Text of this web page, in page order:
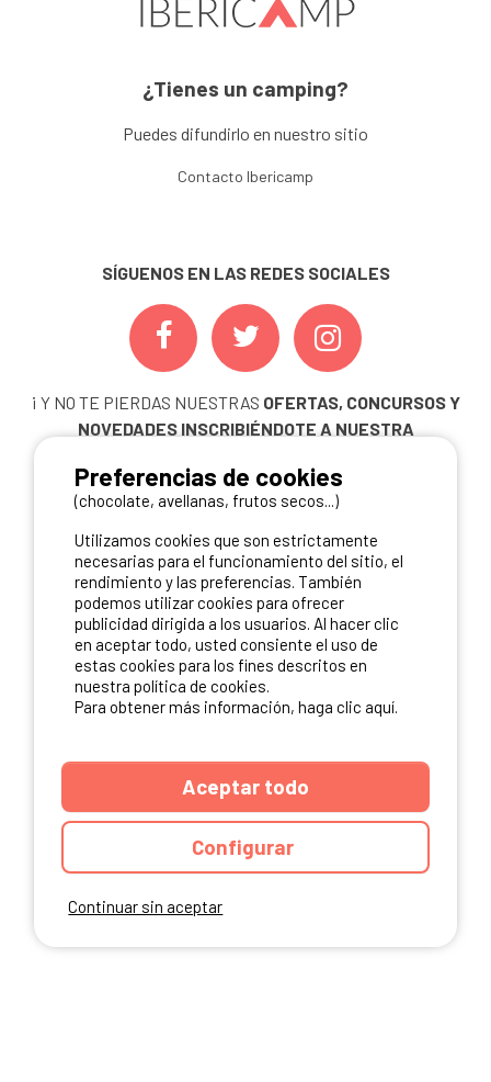
¿Tienes un camping?
Puedes difundirlo en nuestro sitio
Contacto Ibericamp
SÍGUENOS EN LAS REDES SOCIALES
¡ Y NO TE PIERDAS NUESTRAS OFERTAS, CONCURSOS Y
NOVEDADES INSCRIBIÉNDOTE A NUESTRA
ME INSCRIBO
NUESTROS PARTNERS
Continuar sin aceptar
Preferencias de cookies
(chocolate, avellanas, frutos secos...)
Utilizamos cookies que son estrictamente
necesarias para el funcionamiento del sitio, el
rendimiento y las preferencias. También
podemos utilizar cookies para ofrecer
publicidad dirigida a los usuarios. Al hacer clic
en aceptar todo, usted consiente el uso de
estas cookies para los fines descritos en
nuestra política de cookies.
Para obtener más información, haga clic aquí.
Aceptar todo
Configurar